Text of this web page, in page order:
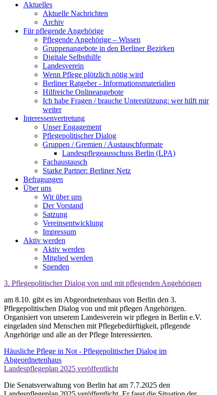
Aktuelles
Aktuelle Nachrichten
Archiv
Für pflegende Angehörige
Pflegende Angehörige – Wissen
Gruppenangebote in den Berliner Bezirken
Digitale Selbsthilfe
Landesverein
Wenn Pflege plötzlich nötig wird
Berliner Ratgeber - Informationsmaterialien
Hilfreiche Onlineangebote
Ich habe Fragen / brauche Unterstützung: wer hilft mir
weiter
Interessenvertretung
Unser Engagement
Pflegepolitischer Dialog
Gruppen / Gremien / Austauschformate
Landespflegeausschuss Berlin (LPA)
Fachaustausch
Starke Partner: Berliner Netz
Befragungen
Über uns
Wir über uns
Der Vorstand
Satzung
Vereinsentwicklung
Impressum
Aktiv werden
Aktiv werden
Mitglied werden
Spenden
3. Pflegepolitischer Dialog von und mit pflegenden Angehörigen
am 8.10. gibt es im Abgeordnetenhaus von Berlin den 3.
Pflegepolitischen Dialog von und mit pflegen Angehörigen.
Organisiert von unserem Landesverein wir pflegen in Berlin e.V.
eingeladen sind Menschen mit Pflegebedürftigkeit, pflegende
Angehörige und alle an der Pflege Interessierten.
Häusliche Pflege in Not - Pflegepolitischer Dialog im
Abgeordnetenhaus
Landespflegeplan 2025 veröffentlicht
Die Senatsverwaltung von Berlin hat am 7.7.2025 den